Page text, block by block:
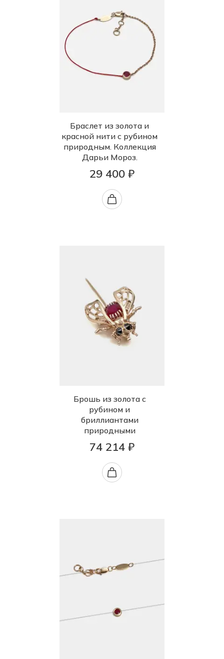
Браслет из золота и
красной нити с рубином
природным. Коллекция
Дарьи Мороз.
29 400 ₽
Брошь из золота с
рубином и
бриллиантами
природными
74 214 ₽